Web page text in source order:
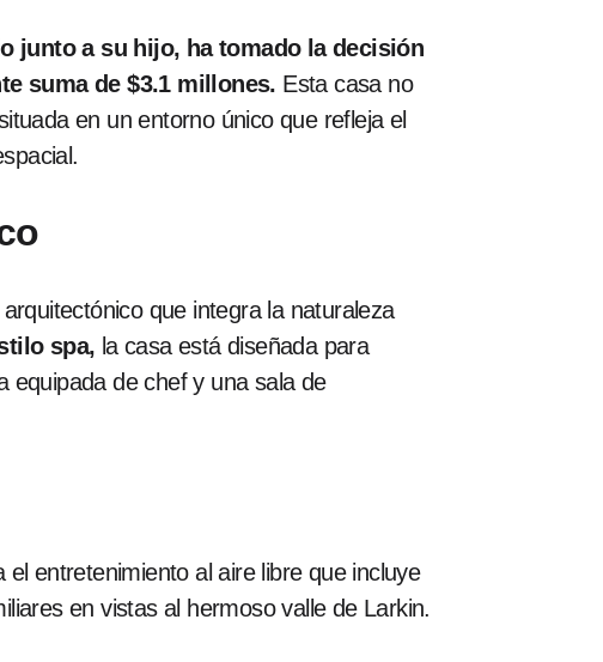
junto a su hijo, ha tomado la decisión
suma de $3.1 millones. Esta casa no
en un entorno único que refleja el
que integra la naturaleza
spa, la casa está diseñada para
equipada de chef y una sala de
entretenimiento al aire libre que incluye
en vistas al hermoso valle de Larkin.